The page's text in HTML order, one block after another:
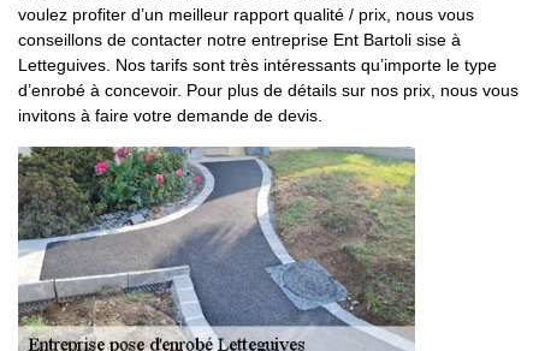
voulez profiter d’un meilleur rapport qualité / prix, nous vous
conseillons de contacter notre entreprise Ent Bartoli sise à
Letteguives. Nos tarifs sont très intéressants qu’importe le type
d’enrobé à concevoir. Pour plus de détails sur nos prix, nous vous
invitons à faire votre demande de devis.